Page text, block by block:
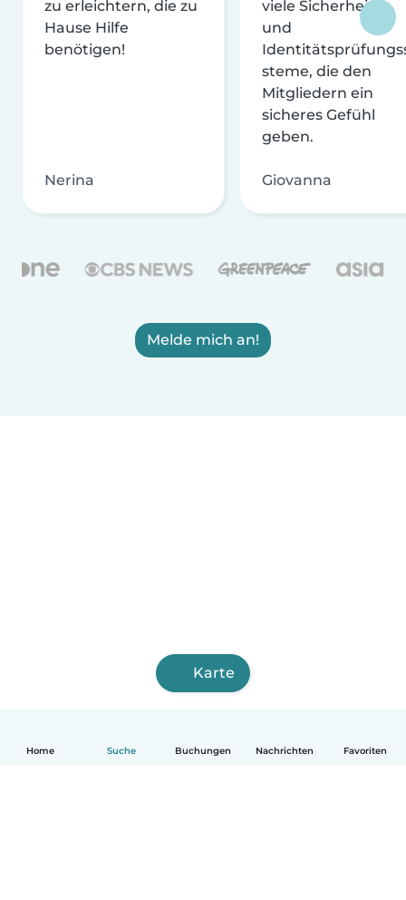
Home Suche Buchungen Nachrichten Favoriten
zu erleichtern, die zu
Hause Hilfe
benötigen!
Nerina
viele Sicherheits-
und
steme, die den
Mitgliedern ein
sicheres Gefühl
geben.
Giovanna
Melde mich an!
Karte